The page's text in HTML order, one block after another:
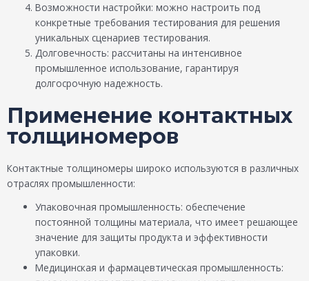
Возможности настройки: можно настроить под
конкретные требования тестирования для решения
уникальных сценариев тестирования.
Долговечность: рассчитаны на интенсивное
промышленное использование, гарантируя
долгосрочную надежность.
Применение контактных
толщиномеров
Контактные толщиномеры широко используются в различных
отраслях промышленности:
Упаковочная промышленность: обеспечение
постоянной толщины материала, что имеет решающее
значение для защиты продукта и эффективности
упаковки.
Медицинская и фармацевтическая промышленность: